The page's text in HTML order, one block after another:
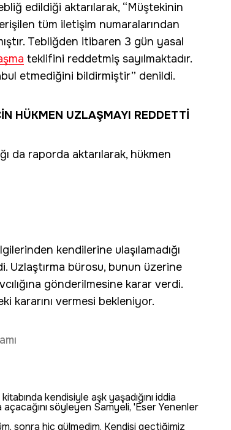
edildiği aktarılarak, “Müştekinin
tüm iletişim numaralarından
Tebliğden itibaren 3 gün yasal
teklifini reddetmiş sayılmaktadır.
etmediğini bildirmiştir” denildi.
HÜKMEN UZLAŞMAYI REDDETTİ
da raporda aktarılarak, hükmen
kendilerine ulaşılamadığı
Uzlaştırma bürosu, bunun üzerine
gönderilmesine karar verdi.
kararını vermesi bekleniyor.
kendisiyle aşk yaşadığını iddia
söyleyen Samyeli, 'Eser Yenenler
sonra hiç gülmedim. Kendisi geçtiğimiz